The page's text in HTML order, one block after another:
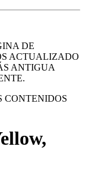
DE
ACTUALIZADO
ANTIGUA
CONTENIDOS